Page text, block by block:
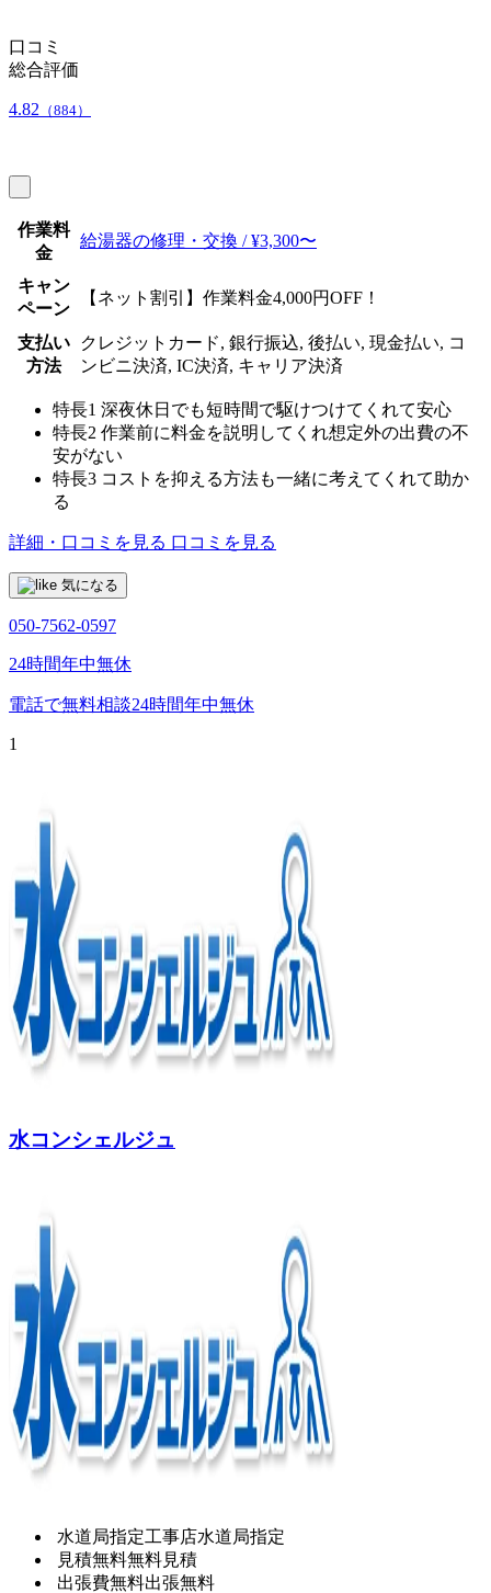
口コミ
総合評価
4.82 （884）
作業料
金
給湯器の修理・交換 / ¥3,300〜
キャン
ペーン
【ネット割引】作業料金4,000円OFF！
支払い
方法
クレジットカード, 銀行振込, 後払い, 現金払い, コ
ンビニ決済, IC決済, キャリア決済
特長1 深夜休日でも短時間で駆けつけてくれて安心
特長2 作業前に料金を説明してくれ想定外の出費の不
安がない
特長3 コストを抑える方法も一緒に考えてくれて助か
る
詳細・口コミを見る 口コミを見る
気になる
050-7562-0597
24時間年中無休
電話で無料相談24時間年中無休
1
水コンシェルジュ
水道局指定工事店水道局指定
見積無料無料見積
出張費無料出張無料